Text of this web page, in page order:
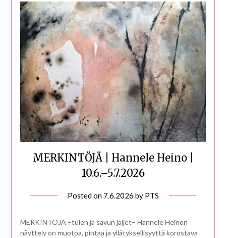
MERKINTÖJÄ | Hannele Heino |
10.6.–5.7.2026
Posted on 7.6.2026 by PTS
MERKINTÖJÄ –tulen ja savun jäljet– Hannele Heinon
näyttely on muotoa, pintaa ja yllätyksellisyyttä korostava